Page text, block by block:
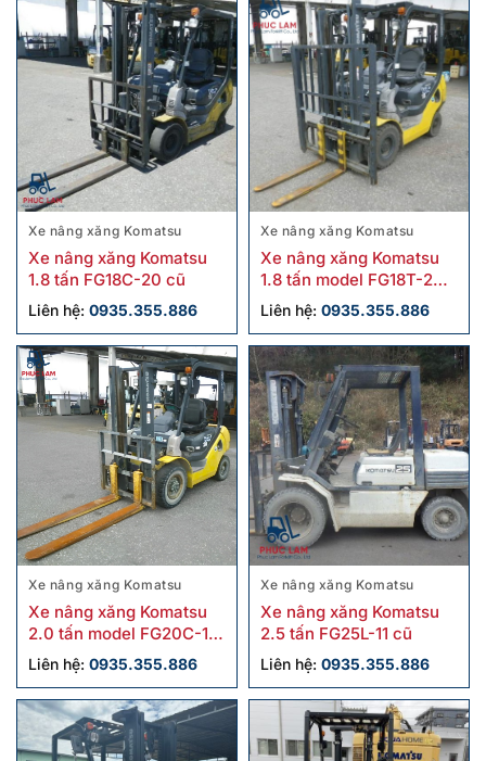
Xe nâng xăng Komatsu
Xe nâng xăng Komatsu
1.8 tấn FG18C-20 cũ
Liên hệ: 0935.355.886
Xe nâng xăng Komatsu
Xe nâng xăng Komatsu
1.8 tấn model FG18T-20
cũ
Liên hệ: 0935.355.886
Xe nâng xăng Komatsu
Xe nâng xăng Komatsu
2.0 tấn model FG20C-17
cũ sx 2019
Liên hệ: 0935.355.886
Xe nâng xăng Komatsu
Xe nâng xăng Komatsu
2.5 tấn FG25L-11 cũ
Liên hệ: 0935.355.886